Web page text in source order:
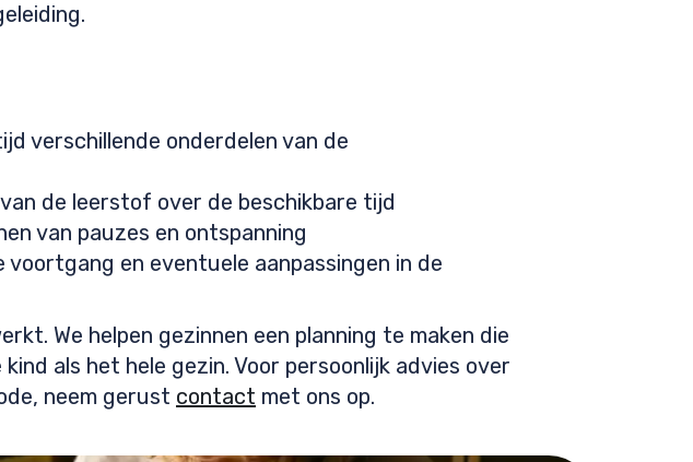
verschillende onderdelen van de
de leerstof over de beschikbare tijd
van pauzes en ontspanning
en eventuele aanpassingen in de
We helpen gezinnen een planning te maken die
als het hele gezin. Voor persoonlijk advies over
neem gerust contact met ons op.